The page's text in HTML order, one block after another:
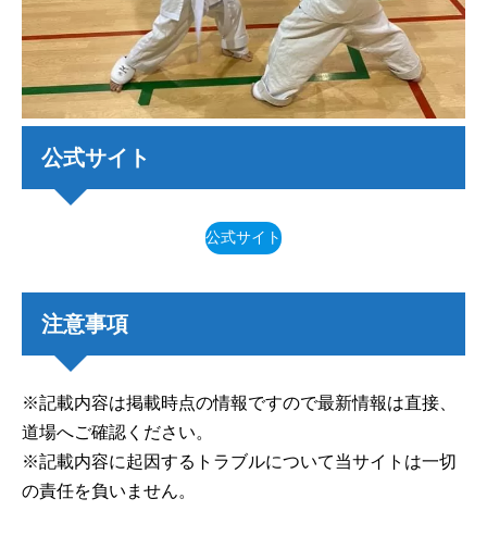
公式サイト
公式サイト
注意事項
※記載内容は掲載時点の情報ですので最新情報は直接、
道場へご確認ください。
※記載内容に起因するトラブルについて当サイトは一切
の責任を負いません。